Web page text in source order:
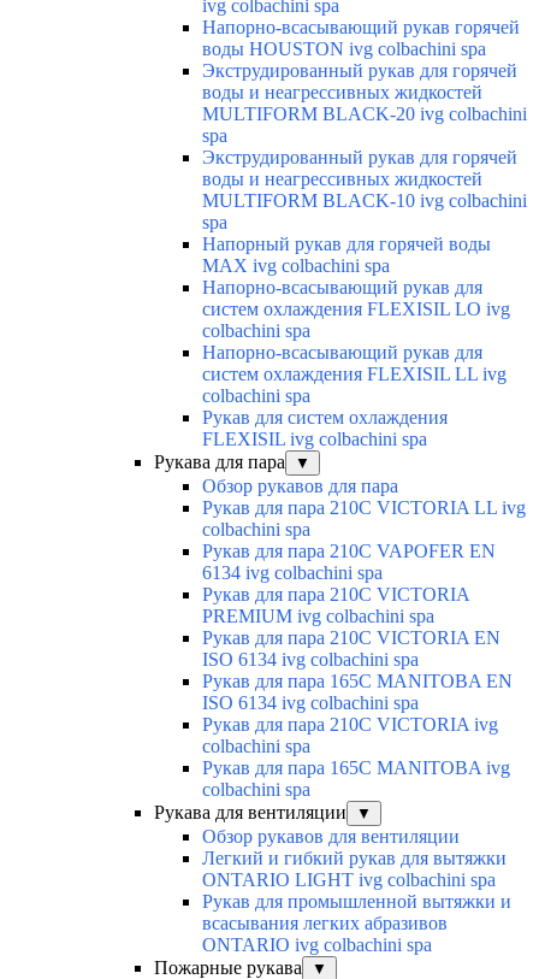
ivg colbachini spa
Напорно-всасывающий рукав горячей
воды HOUSTON ivg colbachini spa
Экструдированный рукав для горячей
воды и неагрессивных жидкостей
MULTIFORM BLACK-20 ivg colbachini
spa
Экструдированный рукав для горячей
воды и неагрессивных жидкостей
MULTIFORM BLACK-10 ivg colbachini
spa
Напорный рукав для горячей воды
MAX ivg colbachini spa
Напорно-всасывающий рукав для
систем охлаждения FLEXISIL LO ivg
colbachini spa
Напорно-всасывающий рукав для
систем охлаждения FLEXISIL LL ivg
colbachini spa
Рукав для систем охлаждения
FLEXISIL ivg colbachini spa
Рукава для пара
▼
Обзор рукавов для пара
Рукав для пара 210C VICTORIA LL ivg
colbachini spa
Рукав для пара 210C VAPOFER EN
6134 ivg colbachini spa
Рукав для пара 210C VICTORIA
PREMIUM ivg colbachini spa
Рукав для пара 210C VICTORIA EN
ISO 6134 ivg colbachini spa
Рукав для пара 165C MANITOBA EN
ISO 6134 ivg colbachini spa
Рукав для пара 210C VICTORIA ivg
colbachini spa
Рукав для пара 165C MANITOBA ivg
colbachini spa
Рукава для вентиляции
▼
Обзор рукавов для вентиляции
Легкий и гибкий рукав для вытяжки
ONTARIO LIGHT ivg colbachini spa
Рукав для промышленной вытяжки и
всасывания легких абразивов
ONTARIO ivg colbachini spa
Пожарные рукава
▼